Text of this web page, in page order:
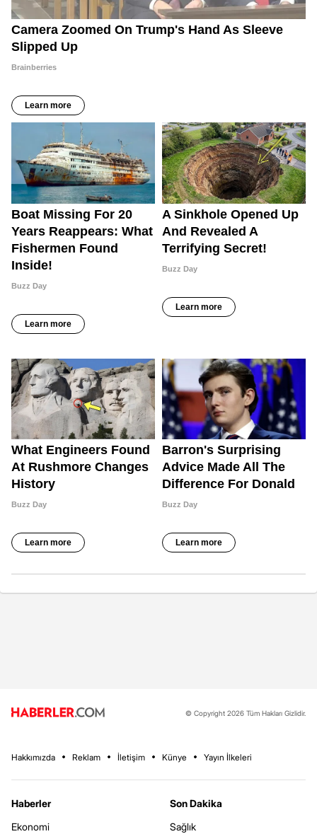
© Copyright 2026 Tüm Hakları Gizlidir.
Hakkımızda Reklam İletişim Künye Yayın İlkeleri
Haberler
Ekonomi
Son Dakika
Sağlık